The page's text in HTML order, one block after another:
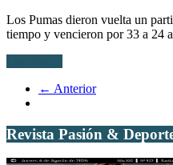
Los Pumas dieron vuelta un
tiempo y vencieron por 33 a 24
← Anterior
Revista Pasión &